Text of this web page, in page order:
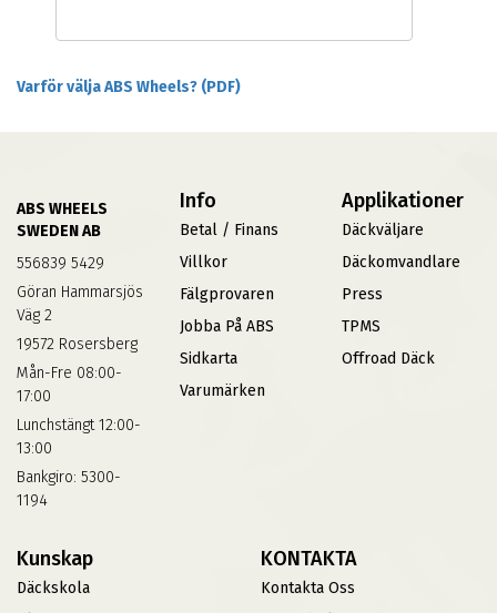
Varför välja ABS Wheels? (PDF)
ABS WHEELS
SWEDEN AB
556839 5429
Göran Hammarsjös
Väg 2
19572 Rosersberg
Mån-Fre 08:00-
17:00
Lunchstängt 12:00-
13:00
Bankgiro: 5300-
1194
Info
Betal / Finans
Villkor
Fälgprovaren
Jobba På ABS
Sidkarta
Varumärken
Applikationer
Däckväljare
Däckomvandlare
Press
TPMS
Offroad Däck
Kunskap
Däckskola
KONTAKTA
Kontakta Oss